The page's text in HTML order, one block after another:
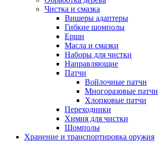
Чистка и смазка
Вишеры адаптеры
Гибкие шомполы
Ерши
Масла и смазки
Наборы для чистки
Направляющие
Патчи
Войлочные патчи
Многоразовые патчи
Хлопковые патчи
Переходники
Химия для чистки
Шомполы
Хранение и транспортировка оружия